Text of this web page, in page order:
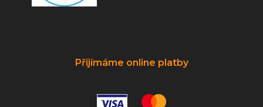
Přijímáme online platby